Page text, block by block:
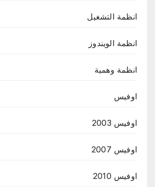
انظمة التشغيل
انظمة الويندوز
انظمة وهمية
اوفيس
اوفيس 2003
اوفيس 2007
اوفيس 2010